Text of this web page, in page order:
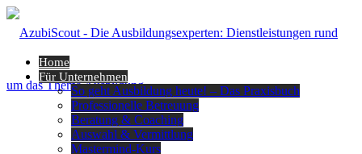
Home
Für Unternehmen
So geht Ausbildung heute! – Das Praxisbuch
Professionelle Betreuung
Beratung & Coaching
Auswahl & Vermittlung
Mastermind-Kurs